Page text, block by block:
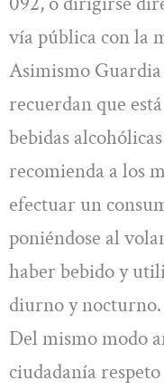
vía pública con la
Asimismo
recuerdan que
bebidas
recomienda a los
efectuar un
poniéndose al
haber bebido y
diurno y nocturno.
Del mismo modo
ciudadanía